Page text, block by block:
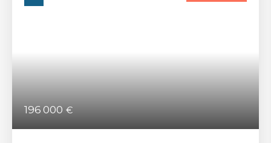
196 000 €